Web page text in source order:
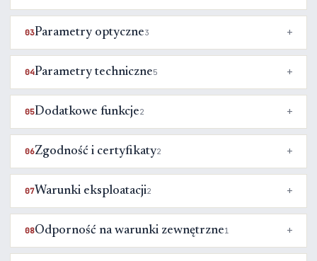
03Parametry optyczne3
04Parametry techniczne5
05Dodatkowe funkcje2
06Zgodność i certyfikaty2
07Warunki eksploatacji2
08Odporność na warunki zewnętrzne1